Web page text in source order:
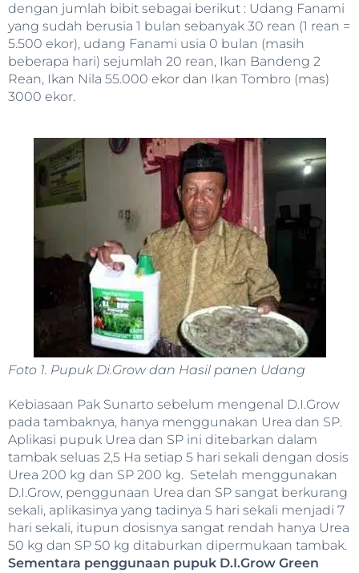
dengan jumlah bibit sebagai berikut : Udang Fanami
yang sudah berusia 1 bulan sebanyak 30 rean (1 rean =
5.500 ekor), udang Fanami usia 0 bulan (masih
beberapa hari) sejumlah 20 rean, Ikan Bandeng 2
Rean, Ikan Nila 55.000 ekor dan Ikan Tombro (mas)
3000 ekor.
Foto 1. Pupuk Di.Grow dan Hasil panen Udang
Kebiasaan Pak Sunarto sebelum mengenal D.I.Grow
pada tambaknya, hanya menggunakan Urea dan SP.
Aplikasi pupuk Urea dan SP ini ditebarkan dalam
tambak seluas 2,5 Ha setiap 5 hari sekali dengan dosis
Urea 200 kg dan SP 200 kg. Setelah menggunakan
D.I.Grow, penggunaan Urea dan SP sangat berkurang
sekali, aplikasinya yang tadinya 5 hari sekali menjadi 7
hari sekali, itupun dosisnya sangat rendah hanya Urea
50 kg dan SP 50 kg ditaburkan dipermukaan tambak.
Sementara penggunaan pupuk D.I.Grow Green